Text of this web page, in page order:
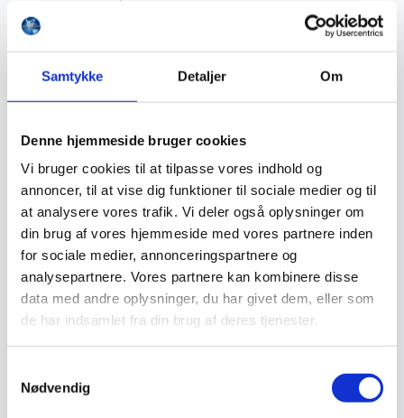
Samtykke Detaljer Om
Denne hjemmeside bruger cookies
Vi bruger cookies til at tilpasse vores indhold og
annoncer, til at vise dig funktioner til sociale medier og til
at analysere vores trafik. Vi deler også oplysninger om
din brug af vores hjemmeside med vores partnere inden
for sociale medier, annonceringspartnere og
analysepartnere. Vores partnere kan kombinere disse
data med andre oplysninger, du har givet dem, eller som
de har indsamlet fra din brug af deres tjenester.
Nødvendig
Byudstyr
Affaldsbeholdere
Førstehjælp
Hygiejne
Plejeprodukter
Sikkerhedsfodtøj
Sandal
Sko
Støvler
Valg af sikkerhedssko
Skadedyrsbekæmpelse
Stiger
Advarselsskilte